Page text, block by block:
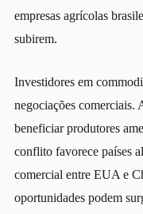
empresas agrícolas
subirem.
Investidores em
negociações comerciais.
beneficiar produtores
conflito favorece países
comercial entre EUA e
oportunidades podem